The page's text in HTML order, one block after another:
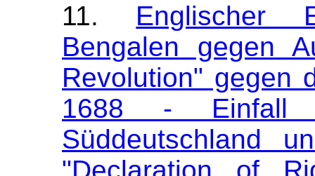
11. Englischer
Bengalen gegen
Revolution" gegen
1688 -
Süddeutschland